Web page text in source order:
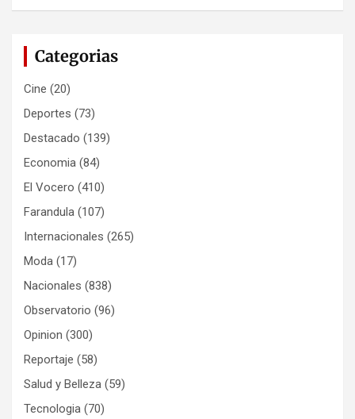
Categorias
Cine (20)
Deportes (73)
Destacado (139)
Economia (84)
El Vocero (410)
Farandula (107)
Internacionales (265)
Moda (17)
Nacionales (838)
Observatorio (96)
Opinion (300)
Reportaje (58)
Salud y Belleza (59)
Tecnologia (70)